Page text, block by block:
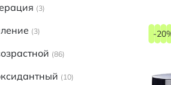
-
5
2
3
2
3
3
86
10